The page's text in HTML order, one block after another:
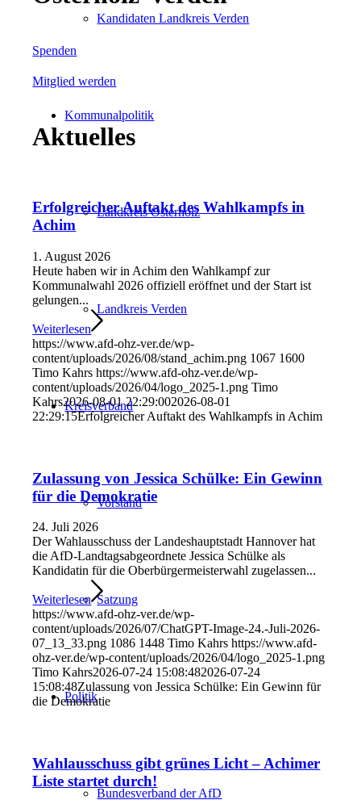
Kandidaten Landkreis Verden
Kommunalpolitik
Landkreis Osterholz
Landkreis Verden
Kreisverband
Vorstand
Satzung
Politik
Bundesverband der AfD
Spenden
Mitglied werden
Aktuelles
Erfolgreicher Auftakt des Wahlkampfs in
Achim
1. August 2026
Heute haben wir in Achim den Wahlkampf zur
Kommunalwahl 2026 offiziell eröffnet und der Start ist
gelungen...
Weiterlesen
https://www.afd-ohz-ver.de/wp-
content/uploads/2026/08/stand_achim.png 1067 1600
Timo Kahrs https://www.afd-ohz-ver.de/wp-
content/uploads/2026/04/logo_2025-1.png Timo
Kahrs2026-08-01 22:29:002026-08-01
22:29:15Erfolgreicher Auftakt des Wahlkampfs in Achim
Zulassung von Jessica Schülke: Ein Gewinn
für die Demokratie
24. Juli 2026
Der Wahlausschuss der Landeshauptstadt Hannover hat
die AfD-Landtagsabgeordnete Jessica Schülke als
Kandidatin für die Oberbürgermeisterwahl zugelassen...
Weiterlesen
https://www.afd-ohz-ver.de/wp-
content/uploads/2026/07/ChatGPT-Image-24.-Juli-2026-
07_13_33.png 1086 1448 Timo Kahrs https://www.afd-
ohz-ver.de/wp-content/uploads/2026/04/logo_2025-1.png
Timo Kahrs2026-07-24 15:08:482026-07-24
15:08:48Zulassung von Jessica Schülke: Ein Gewinn für
die Demokratie
Wahlausschuss gibt grünes Licht – Achimer
Liste startet durch!